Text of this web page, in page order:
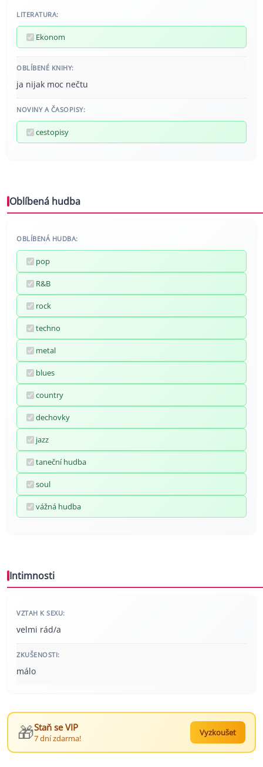
LITERATURA:
Ekonom
OBLÍBENÉ KNIHY:
ja nijak moc nečtu
NOVINY A ČASOPISY:
cestopisy
Oblíbená hudba
OBLÍBENÁ HUDBA:
pop
R&B
rock
techno
metal
blues
country
dechovky
jazz
taneční hudba
soul
vážná hudba
Intimnosti
VZTAH K SEXU:
velmi rád/a
ZKUŠENOSTI:
málo
🎁Staň se VIP
7 dní zdarma!
Vyzkoušet